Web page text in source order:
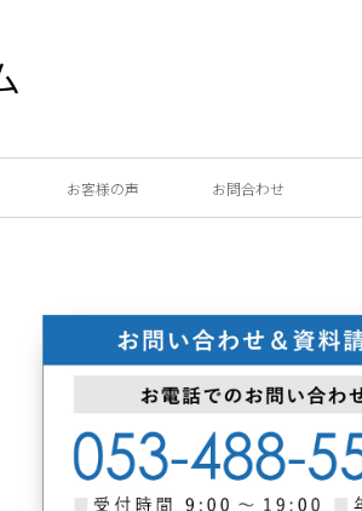
お客様の声 お問合わせ